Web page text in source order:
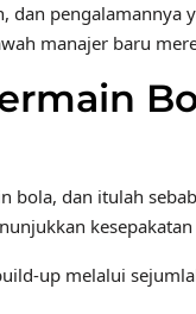
manajer baru
bola, dan itulah
up melalui